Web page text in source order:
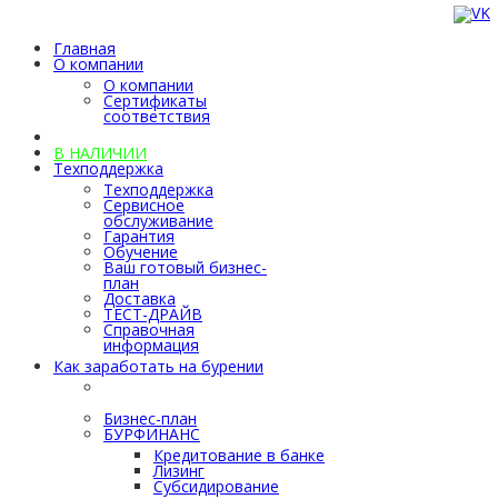
Главная
О компании
О компании
Сертификаты
соответствия
В НАЛИЧИИ
Техподдержка
Техподдержка
Сервисное
обслуживание
Гарантия
Обучение
Ваш готовый бизнес-
план
Доставка
ТЕСТ-ДРАЙВ
Справочная
информация
Как заработать на бурении
Бизнес-план
БУРФИНАНС
Кредитование в банке
Лизинг
Субсидирование